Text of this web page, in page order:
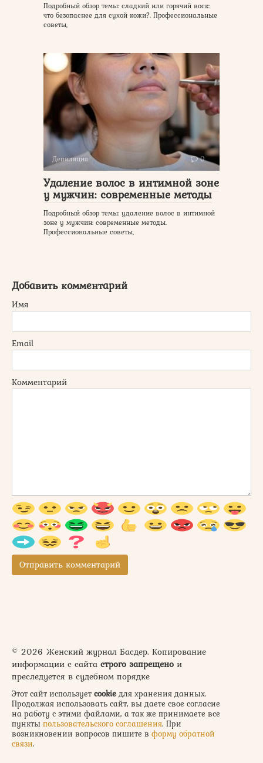
Подробный обзор темы: сладкий или горячий воск:
что безопаснее для сухой кожи?. Профессиональные
советы,
Депиляция 0
Удаление волос в интимной зоне
у мужчин: современные методы
Подробный обзор темы: удаление волос в интимной
зоне у мужчин: современные методы.
Профессиональные советы,
Добавить комментарий
Имя
Email
Комментарий
© 2026 Женский журнал Басдер. Копирование
информации с сайта строго запрещено и
преследуется в судебном порядке
Этот сайт использует cookie для хранения данных.
Продолжая использовать сайт, вы даете свое согласие
на работу с этими файлами, а так же принимаете все
пункты пользовательского соглашения. При
возникновении вопросов пишите в форму обратной
связи.